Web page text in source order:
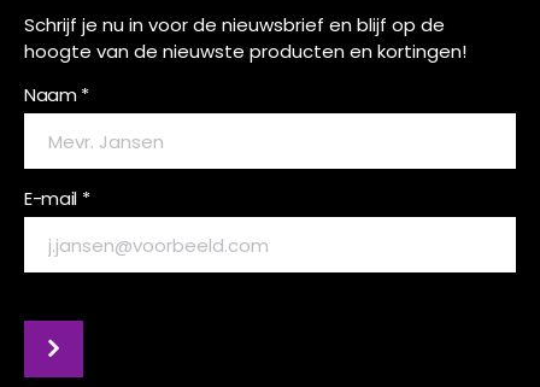
Schrijf je nu in voor de nieuwsbrief en blijf op de
hoogte van de nieuwste producten en kortingen!
Naam *
E-mail *